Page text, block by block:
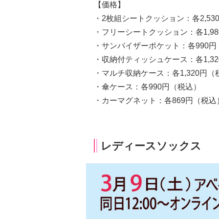
【価格】
・2枚組シートクッション：各
・フリーシートクッション：各
・サンバイザーポケット：各990
・収納付ティッシュケース：各
・マルチ収納ケース：各1,320円（
・傘ケース：各990円（税込）
・カーマグネット：各869円（税込
レディースソックス